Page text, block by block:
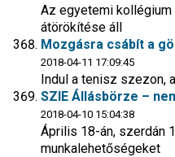
Az egyetemi kollégium
átörökítése áll
Mozgásra csábít a
2018-04-11 17:09:45
Indul a tenisz szezon,
SZIE Állásbörze –
2018-04-10 15:04:38
Április 18-án, szerdán
munkalehetőségeket